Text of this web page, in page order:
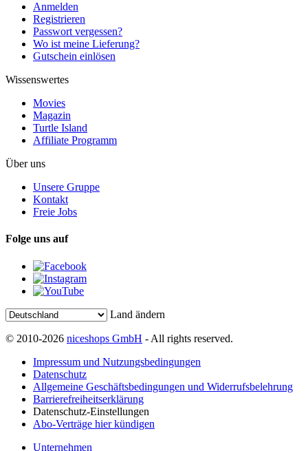
Anmelden
Registrieren
Passwort vergessen?
Wo ist meine Lieferung?
Gutschein einlösen
Wissenswertes
Movies
Magazin
Turtle Island
Affiliate Programm
Über uns
Unsere Gruppe
Kontakt
Freie Jobs
Folge uns auf
Land ändern
© 2010-2026 niceshops GmbH - All rights reserved.
Impressum und Nutzungsbedingungen
Datenschutz
Allgemeine Geschäftsbedingungen und Widerrufsbelehrung
Barrierefreiheitserklärung
Datenschutz-Einstellungen
Abo-Verträge hier kündigen
Unternehmen